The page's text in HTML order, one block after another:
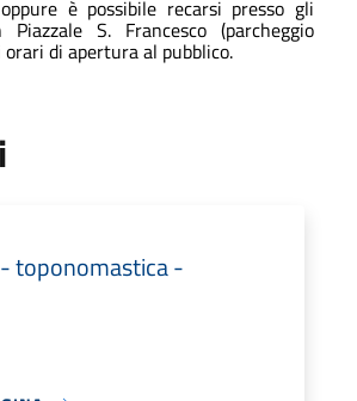
è possibile recarsi presso gli
S. Francesco (parcheggio
di apertura al pubblico.
toponomastica -